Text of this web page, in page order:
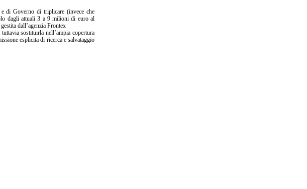
di Governo di triplicare (invece che
dagli attuali 3 a 9 milioni di euro al
dall’agenzia Frontex
sostituirla nell’ampia copertura
esplicita di ricerca e salvataggio